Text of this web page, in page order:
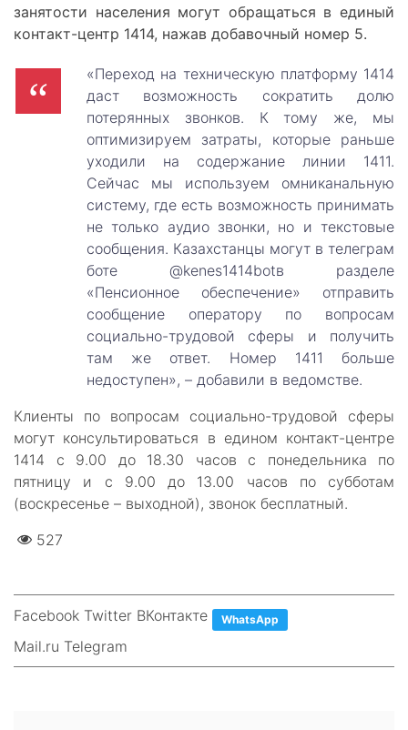
занятости населения могут обращаться в единый
контакт-центр 1414, нажав добавочный номер 5.
«Переход на техническую платформу 1414
даст возможность сократить долю
потерянных звонков. К тому же, мы
оптимизируем затраты, которые раньше
уходили на содержание линии 1411.
Сейчас мы используем омниканальную
систему, где есть возможность принимать
не только аудио звонки, но и текстовые
сообщения. Казахстанцы могут в телеграм
боте @kenes1414botв разделе
«Пенсионное обеспечение» отправить
сообщение оператору по вопросам
социально-трудовой сферы и получить
там же ответ. Номер 1411 больше
недоступен», – добавили в ведомстве.
Клиенты по вопросам социально-трудовой сферы
могут консультироваться в едином контакт-центре
1414 с 9.00 до 18.30 часов с понедельника по
пятницу и с 9.00 до 13.00 часов по субботам
(воскресенье – выходной), звонок бесплатный.
527
Facebook Twitter ВКонтакте WhatsApp
Mail.ru Telegram